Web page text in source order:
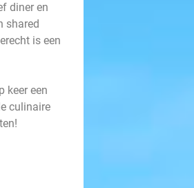
diner en
shared
is een
keer een
culinaire